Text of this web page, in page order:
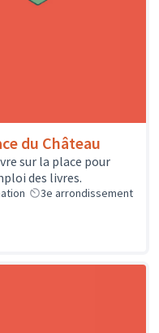
du Château
sur la place pour
des livres.
3e arrondissement